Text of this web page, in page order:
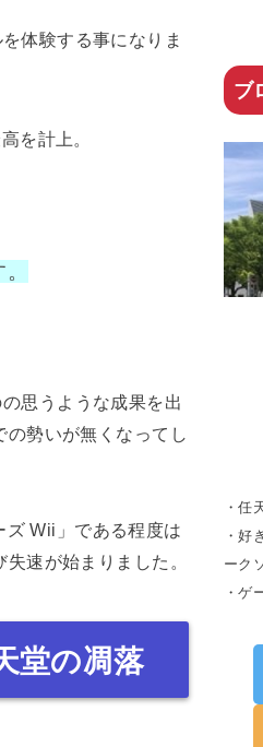
体験する事になりま
を計上。
思うような成果を出
勢いが無くなってし
Wii」である程度は
速が始まりました。
堂の凋落
ブ
・任
・好
ーク
・ゲ